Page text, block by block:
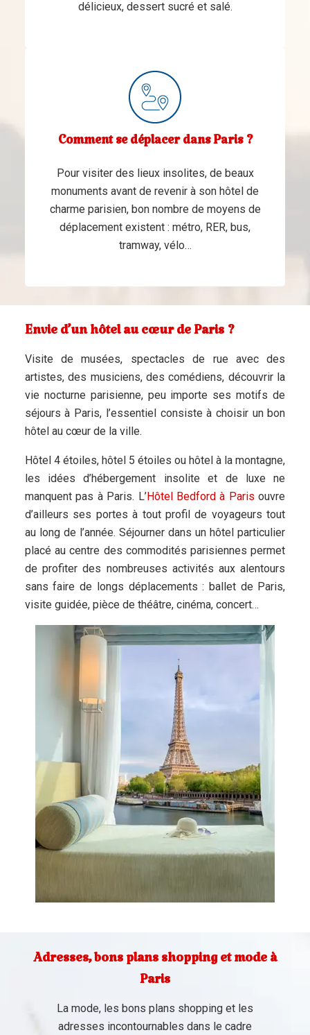
délicieux, dessert sucré et salé.
Comment se déplacer dans Paris ?
Pour visiter des lieux insolites, de beaux
monuments avant de revenir à son hôtel de
charme parisien, bon nombre de moyens de
déplacement existent : métro, RER, bus,
tramway, vélo…
Envie d’un hôtel au cœur de Paris ?
Visite de musées, spectacles de rue avec des
artistes, des musiciens, des comédiens, découvrir la
vie nocturne parisienne, peu importe ses motifs de
séjours à Paris, l’essentiel consiste à choisir un bon
hôtel au cœur de la ville.
Hôtel 4 étoiles, hôtel 5 étoiles ou hôtel à la montagne,
les idées d’hébergement insolite et de luxe ne
manquent pas à Paris. L’Hôtel Bedford à Paris ouvre
d’ailleurs ses portes à tout profil de voyageurs tout
au long de l’année. Séjourner dans un hôtel particulier
placé au centre des commodités parisiennes permet
de profiter des nombreuses activités aux alentours
sans faire de longs déplacements : ballet de Paris,
visite guidée, pièce de théâtre, cinéma, concert…
Adresses, bons plans shopping et mode à
Paris
La mode, les bons plans shopping et les
adresses incontournables dans le cadre